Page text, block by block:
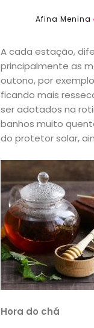
Afina Menina
A cada estação,
principalmente as
outono, por
ficando mais
ser adotados na
banhos muito
do protetor solar,
Hora do chá